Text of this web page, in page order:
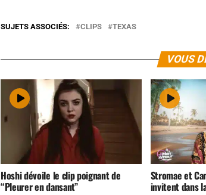
SUJETS ASSOCIÉS: CLIPS TEXAS
VOUS
Hoshi dévoile le clip poignant de
“Pleurer en dansant”
Stromae et
invitent dans